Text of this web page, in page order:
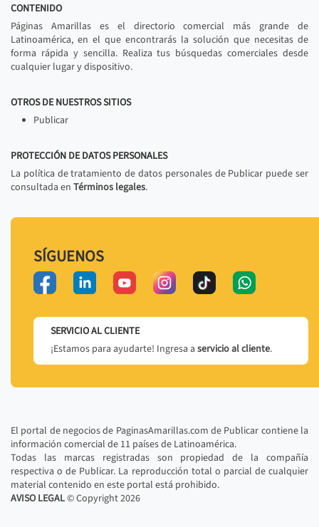
CONTENIDO
Páginas Amarillas es el directorio comercial más grande de
Latinoamérica, en el que encontrarás la solución que necesitas de
forma rápida y sencilla. Realiza tus búsquedas comerciales desde
cualquier lugar y dispositivo.
OTROS DE NUESTROS SITIOS
Publicar
PROTECCIÓN DE DATOS PERSONALES
La política de tratamiento de datos personales de Publicar puede ser
consultada en Términos legales.
SÍGUENOS
SERVICIO AL CLIENTE
¡Estamos para ayudarte! Ingresa a servicio al cliente.
El portal de negocios de PaginasAmarillas.com de Publicar contiene la
información comercial de 11 países de Latinoamérica.
Todas las marcas registradas son propiedad de la compañía
respectiva o de Publicar. La reproducción total o parcial de cualquier
material contenido en este portal está prohibido.
AVISO LEGAL© Copyright2026